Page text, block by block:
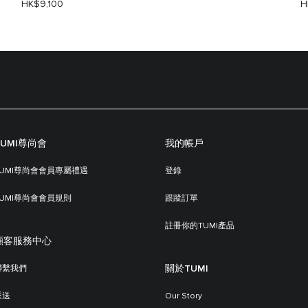
HK$9,100
尊尚會
尊尚會會員專屬禮遇
尊尚會會員規則
客服務中心
繫我們
送
我的帳戶
登錄
跟蹤訂單
註冊你的TUMI產品
關於TUMI
Our Story